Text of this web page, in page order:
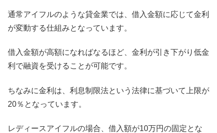
通常アイフルのような貸金業では、借入金額に応じて金利
が変動する仕組みとなっています。
借入金額が高額になればなるほど、金利が引き下がり低金
利で融資を受けることが可能です。
ちなみに金利は、利息制限法という法律に基づいて上限が
20％となっています。
レディースアイフルの場合、借入額が10万円の固定とな